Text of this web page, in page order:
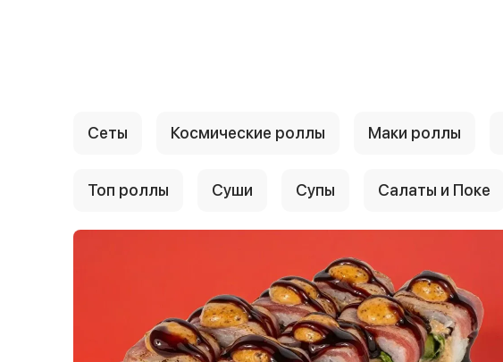
Сеты Космические роллы Маки роллы
Топ роллы Суши Супы Салаты и Поке